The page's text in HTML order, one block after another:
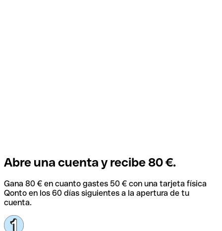
Abre una cuenta y recibe 80 €.
Gana 80 € en cuanto gastes 50 € con una tarjeta física
Qonto en los 60 días siguientes a la apertura de tu
cuenta.